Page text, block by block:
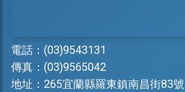
電話： (03)9543131
傳真：(03)9565042
地址： 265宜蘭縣羅東鎮南昌街83號